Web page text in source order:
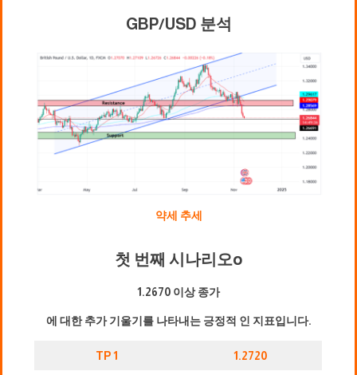
GBP/USD 분석
약세 추세
첫 번째 시나리오o
1.2670 이상 종가
에 대한 추가 기울기를 나타내는 긍정적 인 지표입니다.
TP 1 1.2720